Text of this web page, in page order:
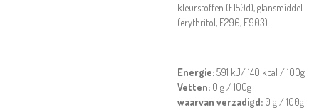
kleurstoffen (E150d), glansmiddel
(erythritol, E296, E903).
Energie:591 kJ/ 140 kcal / 100g
Vetten: 0 g / 100g
waarvan verzadigd: 0 g / 100g